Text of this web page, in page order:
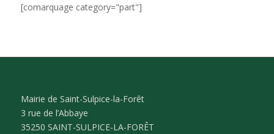
[comarquage category="part"]
Mairie de Saint-Sulpice-la-Forêt
3 rue de l’Abbaye
35250 SAINT-SULPICE-LA-FORÊT